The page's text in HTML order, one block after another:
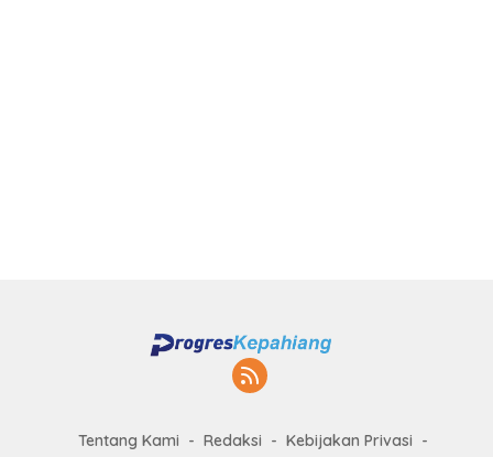
Tentang Kami Redaksi
Kebijakan Privasi